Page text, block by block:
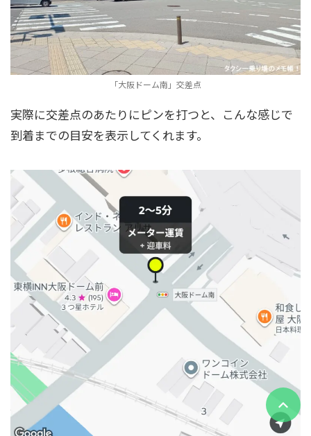
「大阪ドーム南」交差点
実際に交差点のあたりにピンを打つと、こんな感じで
到着までの目安を表示してくれます。